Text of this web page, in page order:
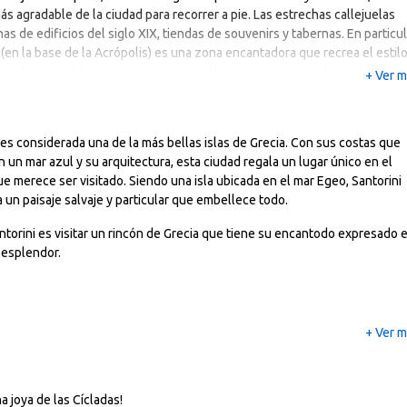
agradable de la ciudad para recorrer a pie. Las estrechas callejuelas
de edificios del siglo XIX, tiendas de souvenirs y tabernas. En
la base de la Acrópolis) es una zona encantadora que recrea el
de un pueblo griego. Esta zona es donde se asentaron los
pasear por sus calles o ver el mundo pasar mientras se toma un café,
son los museos. Junto a esta zona se encuentra el Monastíraki
es una mugrienta muestra de autentica vida ateniense, y el Psirri, que
está lleno de bares, restaurantes y discotecas de moda. Al otro lado
turística va de abril a octubre y el mes con más afluencia es agosto,
la ciudad se llena de gente y hace un calor insoportable.
+ Ver
considerada una de la más bellas islas de Grecia. Con sus costas que
un mar azul y su arquitectura, esta ciudad regala un lugar único en el
merece ser visitado. Siendo una isla ubicada en el mar Egeo, Santorini
un paisaje salvaje y particular que embellece todo.
es visitar un rincón de Grecia que tiene su encantodo expresado
+ Ver
joya de las Cícladas!